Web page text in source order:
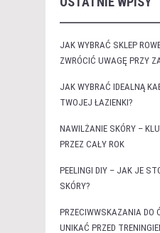
JAK WYBRAĆ SKLEP
ZWRÓCIĆ UWAGĘ PRZY
JAK WYBRAĆ IDEALNĄ
TWOJEJ ŁAZIENKI?
NAWILŻANIE SKÓRY –
PRZEZ CAŁY ROK
PEELINGI DIY – JAK JE
SKÓRY?
PRZECIWWSKAZANIA DO
UNIKAĆ PRZED